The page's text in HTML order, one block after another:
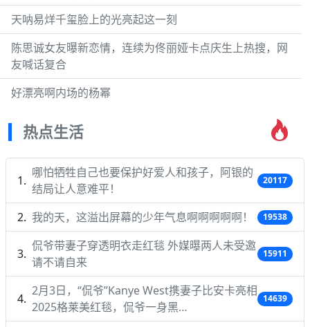
天呐易烊千玺脸上的光亮起这一刻
陈思诚女友曝新恋情，连续为佟丽娅卡点庆生上热搜，网
友喊话复合
好漂亮啊内场的杨幂
热点生活
哪怕牺牲自己也要保护好爱人和孩子，阿银的
结局让人意难平！
20117
我的天，这溢出屏幕的少年气息啊啊啊啊啊！ 19538
侃爷带妻子穿透明衣走红毯 外媒曝两人未受邀
请不请自来
15911
2月3日，“侃爷”Kanye West携妻子比安卡亮相
2025格莱美红毯，侃爷一身黑…
14639